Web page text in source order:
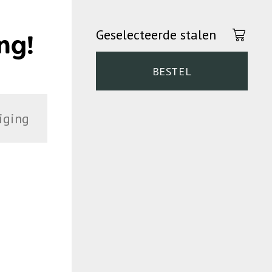
Geselecteerde stalen
BESTEL